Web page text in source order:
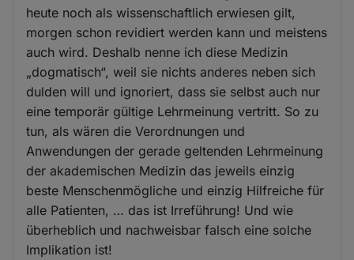
heute noch als wissenschaftlich erwiesen gilt,
morgen schon revidiert werden kann und meistens
auch wird. Deshalb nenne ich diese Medizin
„dogmatisch“, weil sie nichts anderes neben sich
dulden will und ignoriert, dass sie selbst auch nur
eine temporär gültige Lehrmeinung vertritt. So zu
tun, als wären die Verordnungen und
Anwendungen der gerade geltenden Lehrmeinung
der akademischen Medizin das jeweils einzig
beste Menschenmögliche und einzig Hilfreiche für
alle Patienten, … das ist Irreführung! Und wie
überheblich und nachweisbar falsch eine solche
Implikation ist!